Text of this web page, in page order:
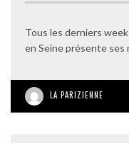
Tous les derniers
en Seine présente ses
LA PARIZIENNE